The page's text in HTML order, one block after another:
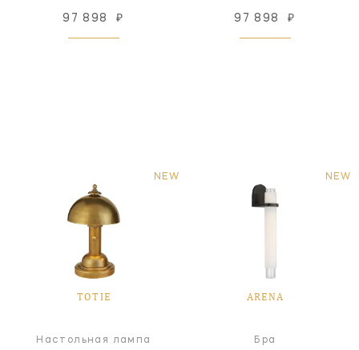
97 898 ₽ 97 898 ₽
NEW
TOTIE
Настольная лампа
NEW
ARENA
Бра